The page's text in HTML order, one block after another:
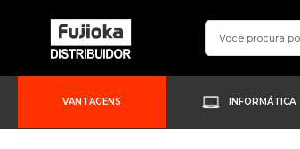
VANTAGENS INFORMÁTICA